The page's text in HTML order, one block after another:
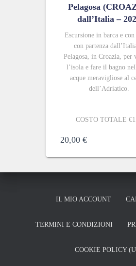
Pelagosa
dall’Italia –
Escursione in barca e con
con partenza
Pelagosa, in Croazia, per
l’isola e fare il bagno
acque meravigliose al
dell’Adriatico.
COSTO TOTALE
20,00 €
IL MIO ACCOUNT
TERMINI E CONDIZIONI
COOKIE POLICY